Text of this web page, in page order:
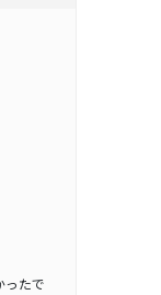
ったで